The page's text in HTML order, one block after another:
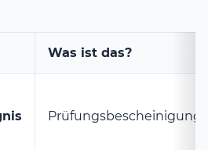
Was ist das?
Prüfungsbescheinigung